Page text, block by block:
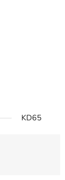
KD65